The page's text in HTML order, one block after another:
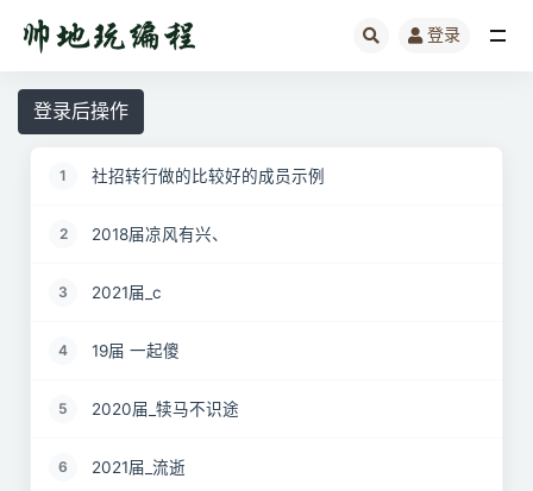
登录
登录后操作
1 社招转行做的比较好的成员示例
2 2018届凉风有兴、
3 2021届_c
4 19届 一起傻
5 2020届_犊马不识途
6 2021届_流逝